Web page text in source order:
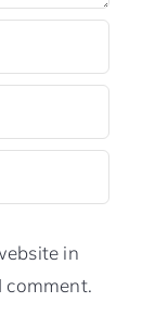
in
comment.